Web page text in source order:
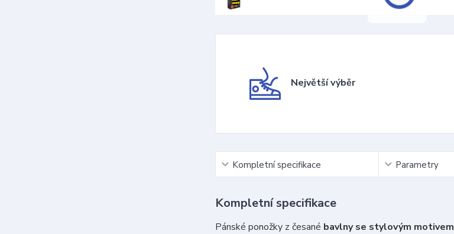
Největší výběr
Kompletní specifikace Parametry
Kompletní specifikace
Pánské ponožky z česané bavlny se stylovým motivem